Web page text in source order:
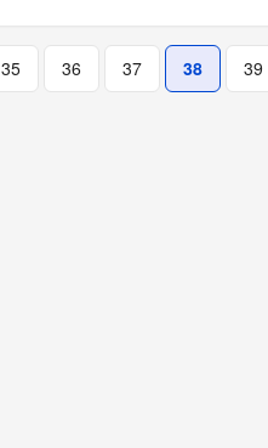
35 36 37 38 39